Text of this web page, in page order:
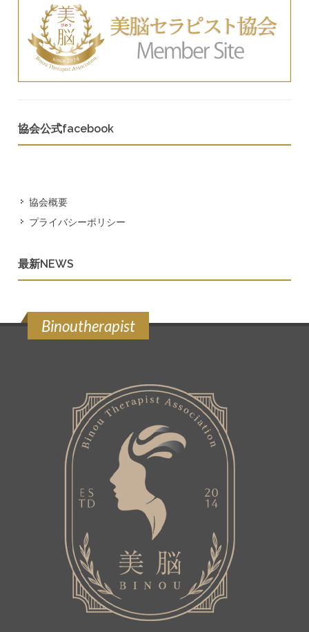
協会公式facebook
協会概要
プライバシーポリシー
最新NEWS
Binoutherapist